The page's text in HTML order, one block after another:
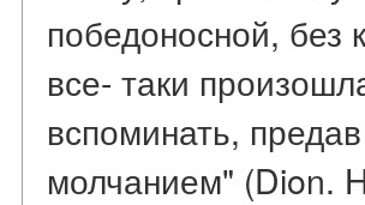
победоносной,
все- таки
вспоминать,
молчанием" (Dion.